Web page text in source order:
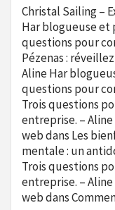
Christal Sailing –
Har blogueuse et
questions pour
Pézenas :
Aline Har
questions pour
Trois questions
entreprise. –
webdans Les
mentale : un
Trois questions
entreprise. –
webdans